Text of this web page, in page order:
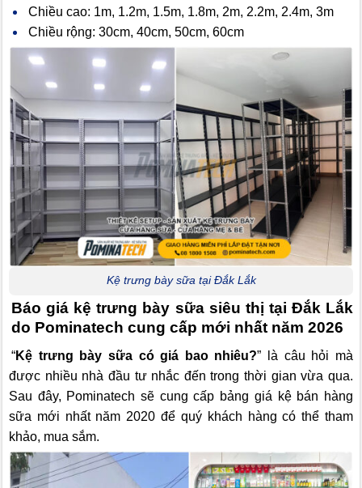
Chiều cao: 1m, 1.2m, 1.5m, 1.8m, 2m, 2.2m, 2.4m, 3m
Chiều rộng: 30cm, 40cm, 50cm, 60cm
Kệ trưng bày sữa tại Đắk Lắk
Báo giá kệ trưng bày sữa siêu thị tại Đắk Lắk
do Pominatech cung cấp mới nhất năm 2026
“Kệ trưng bày sữa có giá bao nhiêu?” là câu hỏi mà
được nhiều nhà đầu tư nhắc đến trong thời gian vừa qua.
Sau đây, Pominatech sẽ cung cấp bảng giá kệ bán hàng
sữa mới nhất năm 2020 để quý khách hàng có thể tham
khảo, mua sắm.